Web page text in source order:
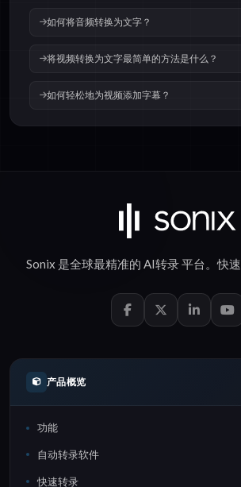
如何将音频转换为文字？
将视频转换为文字最简单的方法是什么？
如何轻松地为视频添加字幕？
Sonix 是全球最精准的 AI转录平台。快速
产品概览
功能
自动转录软件
快速转录